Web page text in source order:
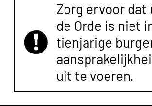
Zorg ervoor
de Orde is niet
tienjarige
uit te voeren.